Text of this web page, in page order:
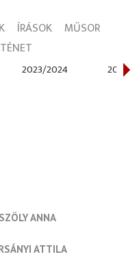
ÍRÁSOK
MŰSOR
2023/2024 2022/
ANNA
ATTILA